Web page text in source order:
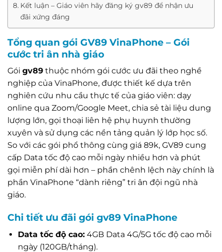
Kết luận – Giáo viên hãy đăng ký gv89 để nhận ưu
đãi xứng đáng
Tổng quan gói GV89 VinaPhone – Gói
cước tri ân nhà giáo
Gói gv89 thuộc nhóm gói cước ưu đãi theo nghề
nghiệp của VinaPhone, được thiết kế dựa trên
nghiên cứu nhu cầu thực tế của giáo viên: dạy
online qua Zoom/Google Meet, chia sẻ tài liệu dung
lượng lớn, gọi thoại liên hệ phụ huynh thường
xuyên và sử dụng các nền tảng quản lý lớp học số.
So với các gói phổ thông cùng giá 89k, GV89 cung
cấp Data tốc độ cao mỗi ngày nhiều hơn và phút
gọi miễn phí dài hơn – phần chênh lệch này chính là
phần VinaPhone “dành riêng” tri ân đội ngũ nhà
giáo.
Chi tiết ưu đãi gói gv89 VinaPhone
Data tốc độ cao:4GB Data 4G/5G tốc độ cao mỗi
ngày (120GB/tháng).